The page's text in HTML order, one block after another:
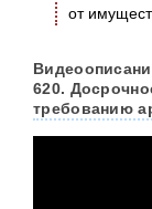
от
620.
требованию